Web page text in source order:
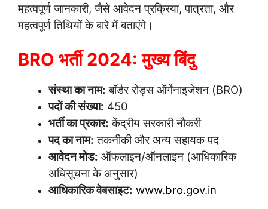
महत्वपूर्ण जानकारी, जैसे आवेदन प्रक्रिया, पात्रता, और
महत्वपूर्ण तिथियों के बारे में बताएंगे।
BRO भर्ती 2024: मुख्य बिंदु
संस्था का नाम: बॉर्डर रोड्स ऑर्गेनाइजेशन (BRO)
पदों की संख्या: 450
भर्ती का प्रकार: केंद्रीय सरकारी नौकरी
पद का नाम: तकनीकी और अन्य सहायक पद
आवेदन मोड: ऑफलाइन/ऑनलाइन (आधिकारिक
अधिसूचना के अनुसार)
आधिकारिक वेबसाइट: www.bro.gov.in